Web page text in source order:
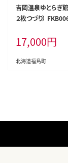
吉岡温泉ゆとらぎ
２枚つづり）
17,000円
北海道福島町